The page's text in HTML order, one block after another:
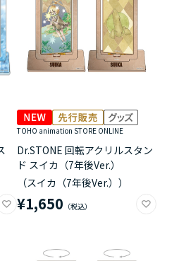
TOHO animation STORE ONLINE
Dr.STONE 回転アクリルスタン
ド スイカ（7年後Ver.）
（スイカ（7年後Ver.））
¥1,650